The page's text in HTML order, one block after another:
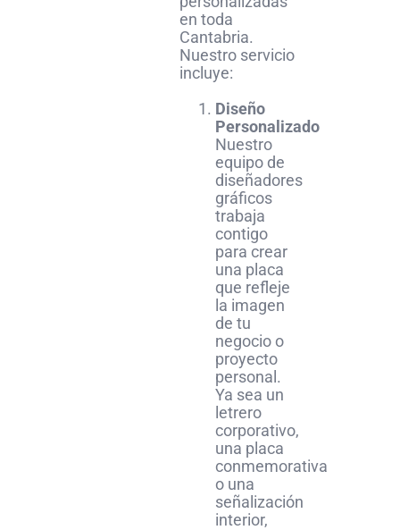
en toda
Cantabria.
Nuestro servicio
incluye:
Diseño
Personalizado
Nuestro
equipo de
diseñadores
gráficos
trabaja
contigo
para crear
una placa
que refleje
la imagen
de tu
negocio o
proyecto
personal.
Ya sea un
letrero
corporativo,
una placa
conmemorativa
o una
señalización
interior,